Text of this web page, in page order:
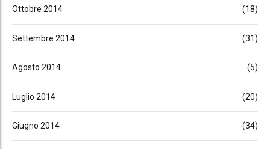
Ottobre 2014 (18)
Settembre 2014 (31)
Agosto 2014 (5)
Luglio 2014 (20)
Giugno 2014 (34)